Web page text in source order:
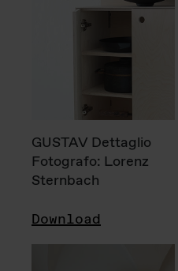
GUSTAV Dettaglio
Fotografo: Lorenz
Sternbach
Download